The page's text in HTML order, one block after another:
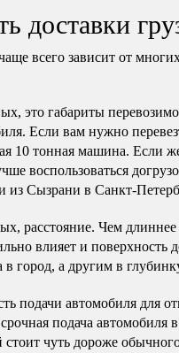
доставки
всего зависит от
это габариты
Если вам нужно
10 тонная машина. Если
воспользоваться
из Сызрани в Санкт-
расстояние. Чем
влияет и поверхность
в город, а другим в
подачи автомобиля для
подача автомобиля
стоит чуть дороже